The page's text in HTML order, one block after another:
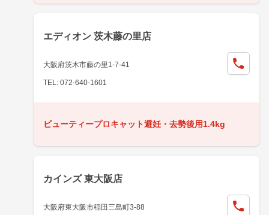
エディオン 茨木藤の里店
大阪府茨木市藤の里1-7-41
TEL: 072-640-1601
ビューティープロキャット避妊・去勢後用1.4kg
カインズ 東大阪店
大阪府東大阪市稲田三島町3-88